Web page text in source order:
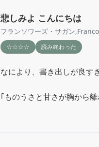
悲しみよ こんにちは
フランソワーズ・サガン,
☆☆☆☆ 読み終わった
なにより、書き出しが良すぎ
｢ものうさと甘さが胸から